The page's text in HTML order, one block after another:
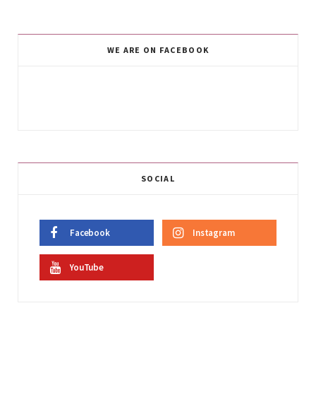
WE ARE ON FACEBOOK
SOCIAL
Facebook Instagram
YouTube